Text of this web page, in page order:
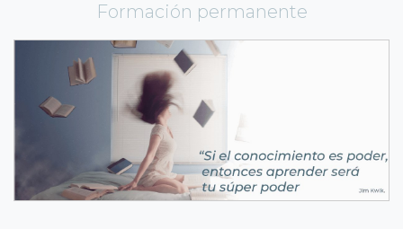
Formación permanente